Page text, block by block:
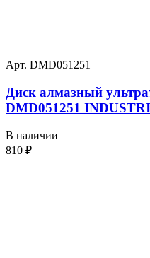
Арт. DMD051251
Диск алмазный
DMD051251
В наличии
810 ₽